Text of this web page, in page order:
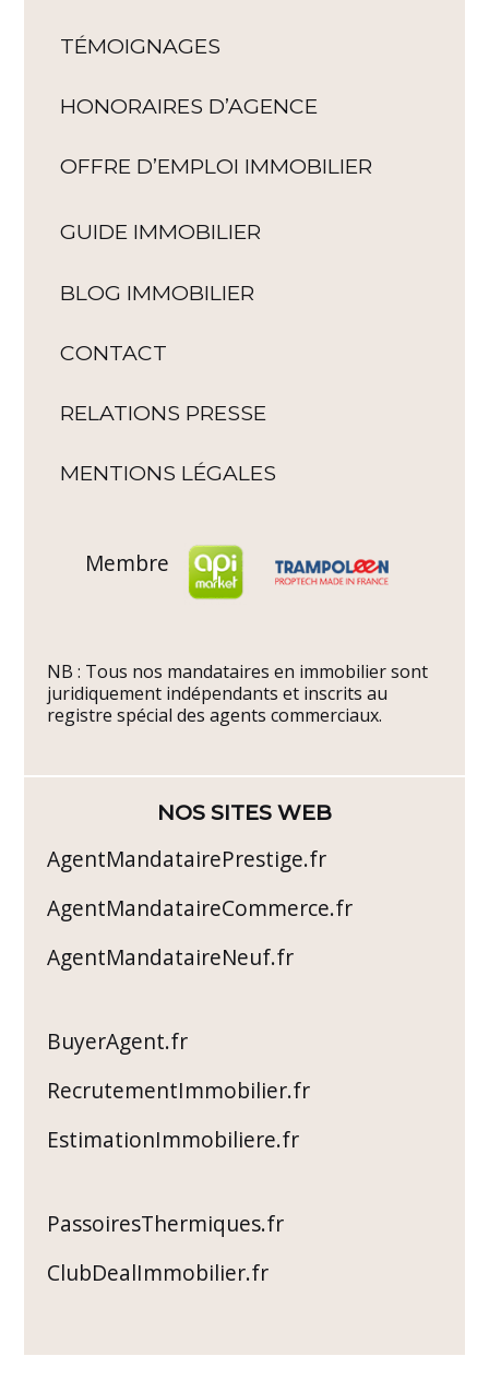
TÉMOIGNAGES
HONORAIRES D’AGENCE
OFFRE D’EMPLOI IMMOBILIER
GUIDE IMMOBILIER
BLOG IMMOBILIER
CONTACT
RELATIONS PRESSE
MENTIONS LÉGALES
Membre
NB : Tous nos mandataires en immobilier sont
juridiquement indépendants et inscrits au
registre spécial des agents commerciaux.
NOS SITES WEB
AgentMandatairePrestige.fr
AgentMandataireCommerce.fr
AgentMandataireNeuf.fr
BuyerAgent.fr
RecrutementImmobilier.fr
EstimationImmobiliere.fr
PassoiresThermiques.fr
ClubDealImmobilier.fr